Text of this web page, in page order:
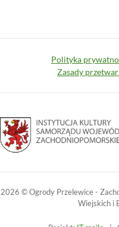
Polityka
Zasady
2026 © Ogrody Przelewice -
Wiejskich i